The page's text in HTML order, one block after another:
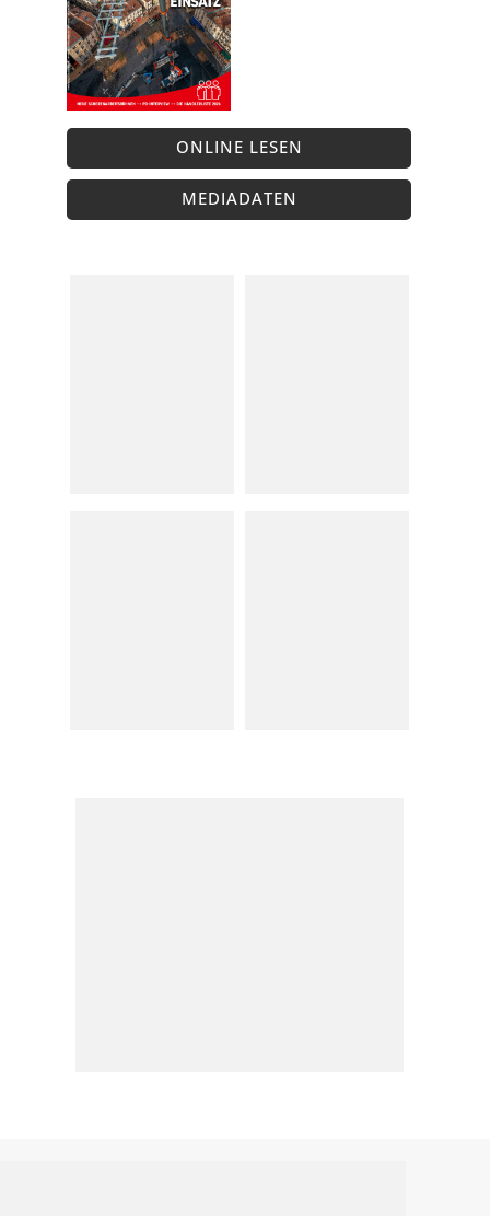
ONLINE LESEN
MEDIADATEN